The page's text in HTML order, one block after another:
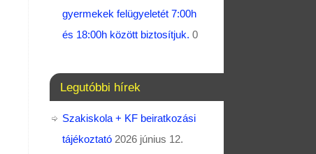
gyermekek felügyeletét 7:00h
és 18:00h között biztosítjuk. 0
Legutóbbi hírek
Szakiskola + KF beiratkozási
tájékoztató 2026 június 12.